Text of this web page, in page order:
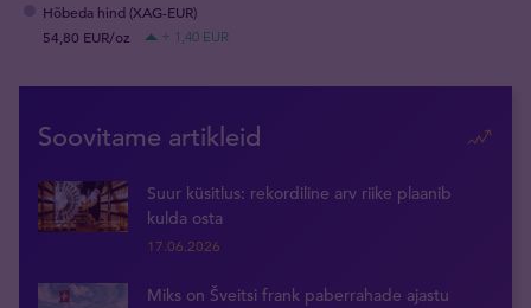
Hõbeda hind (XAG-EUR)
54,80 EUR/oz
+ 1,40 EUR
Soovitame artikleid
Suur küsitlus: rekordiline arv riike plaanib
kulda osta
17.06.2026
Miks on Šveitsi frank paberrahade ajastu